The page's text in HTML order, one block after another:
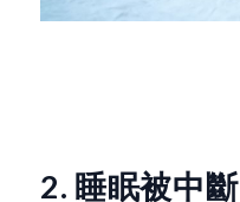
2. 睡眠被中斷